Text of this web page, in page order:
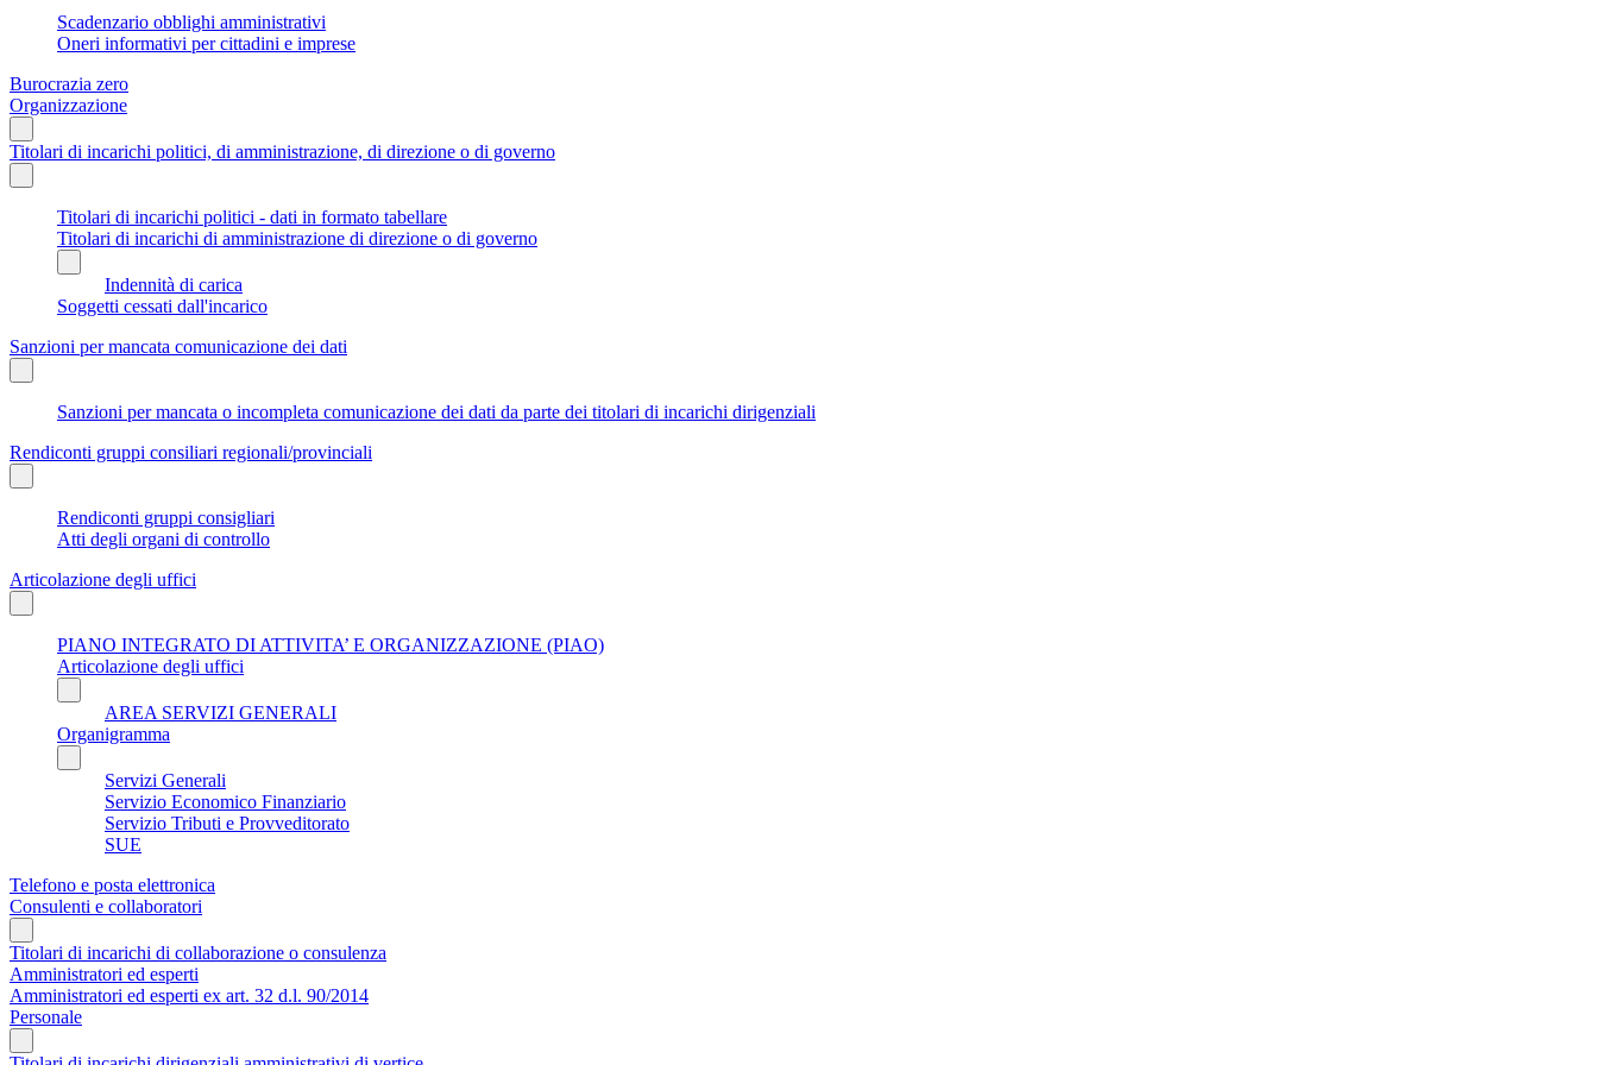
Scadenzario obblighi amministrativi
Oneri informativi per cittadini e imprese
Burocrazia zero
Organizzazione
Titolari di incarichi politici, di amministrazione, di direzione o di governo
Titolari di incarichi politici - dati in formato tabellare
Titolari di incarichi di amministrazione di direzione o di governo
Indennità di carica
Soggetti cessati dall'incarico
Sanzioni per mancata comunicazione dei dati
Sanzioni per mancata o incompleta comunicazione dei dati da parte dei titolari di incarichi dirigenziali
Rendiconti gruppi consiliari regionali/provinciali
Rendiconti gruppi consigliari
Atti degli organi di controllo
Articolazione degli uffici
PIANO INTEGRATO DI ATTIVITA’ E ORGANIZZAZIONE (PIAO)
Articolazione degli uffici
AREA SERVIZI GENERALI
Organigramma
Servizi Generali
Servizio Economico Finanziario
Servizio Tributi e Provveditorato
SUE
Telefono e posta elettronica
Consulenti e collaboratori
Titolari di incarichi di collaborazione o consulenza
Amministratori ed esperti
Amministratori ed esperti ex art. 32 d.l. 90/2014
Personale